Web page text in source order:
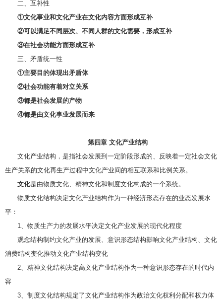
二、互补性
①文化事业和文化产业在文化内容方面形成互补
②可以满足不同层次、不同人群的文化需要，形成互补
③在社会功能方面形成互补
三、矛盾统一性
①主要目的体现出矛盾体
②社会功能有着对立关系
③都是社会发展的产物
④都是由文化事业发展而来
第四章 文化产业结构
文化产业结构，是指社会发展到一定阶段形成的、反映着一定社会文化
生产关系的文化再生产过程中文化产业间的相互联系和比例关系。
文化是由物质文化、精神文化和制度文化构成的一个系统。
物质文化结构决定文化产业结构作为一种经济形态存在的业态发展水
平：
1、物质生产力的发展水平决定文化产业发展的现代化程度
观念结构制约文化产业的发展、意识形态结构影响文化产业结构、文化
消费结构变化推动文化产业结构变化
2、精神文化结构决定高文化产业结构作为一种意识形态存在的时代内
容
3、制度文化结构规定了文化产业结构作为政治文化权利分配和权力体